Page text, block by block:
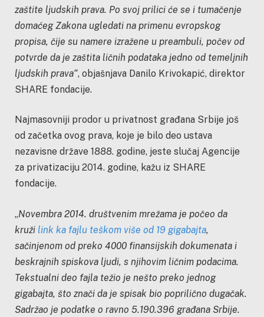
zaštite ljudskih prava. Po svoj prilici će se i tumačenje
domaćeg Zakona ugledati na primenu evropskog
propisa, čije su namere izražene u preambuli, počev od
potvrde da je zaštita ličnih podataka jedno od temeljnih
ljudskih prava“, objašnjava Danilo Krivokapić, direktor
SHARE fondacije.
Najmasovniji prodor u privatnost građana Srbije još
od začetka ovog prava, koje je bilo deo ustava
nezavisne države 1888. godine, jeste slučaj Agencije
za privatizaciju 2014. godine, kažu iz SHARE
fondacije.
„Novembra 2014. društvenim mrežama je počeo da
kruži link ka fajlu teškom više od 19 gigabajta,
sačinjenom od preko 4000 finansijskih dokumenata i
beskrajnih spiskova ljudi, s njihovim ličnim podacima.
Tekstualni deo fajla težio je nešto preko jednog
gigabajta, što znači da je spisak bio poprilično dugačak.
Sadržao je podatke o ravno 5.190.396 građana Srbije.